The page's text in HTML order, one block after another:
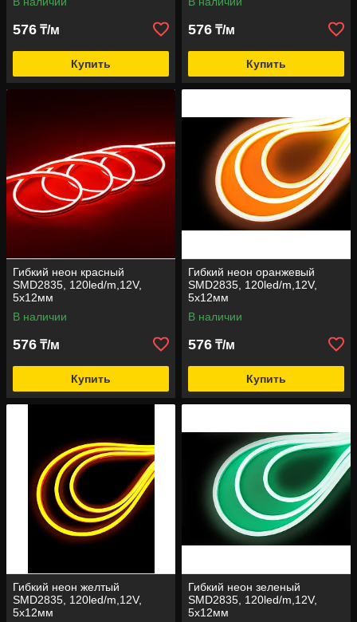
576 ₸/м
Купить
576 ₸/м
Купить
Гибкий неон красный
SMD2835, 120led/m,12V,
5х12мм
В наличии
576 ₸/м
Купить
Гибкий неон оранжевый
SMD2835, 120led/m,12V,
5х12мм
В наличии
576 ₸/м
Купить
Гибкий неон желтый
SMD2835, 120led/m,12V,
5х12мм
Гибкий неон зеленый
SMD2835, 120led/m,12V,
5х12мм